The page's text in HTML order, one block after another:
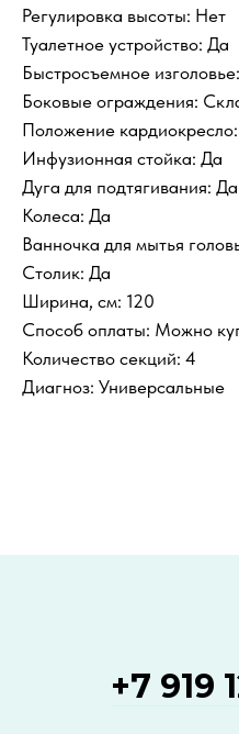
Регулировка высоты: Нет
Туалетное устройство: Да
Быстросъемное
Боковые ограждения:
Положение
Инфузионная стойка: Да
Дуга для подтягивания: Да
Колеса: Да
Ванночка для мытья
Столик: Да
Ширина, см: 120
Способ оплаты: Можно
Количество секций: 4
Диагноз: Универсальные
+7 919